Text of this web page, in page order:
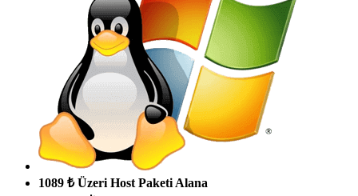
1089 ₺ Üzeri Host Paketi Alana